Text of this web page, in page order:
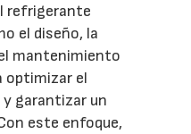
refrigerante
el diseño, la
mantenimiento
optimizar el
garantizar un
este enfoque,